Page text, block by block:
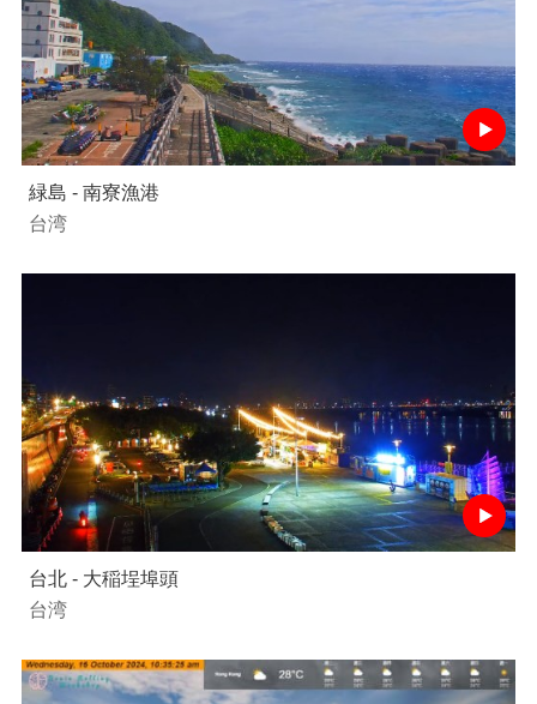
緑島 - 南寮漁港
台湾
台北 - 大稲埕埠頭
台湾